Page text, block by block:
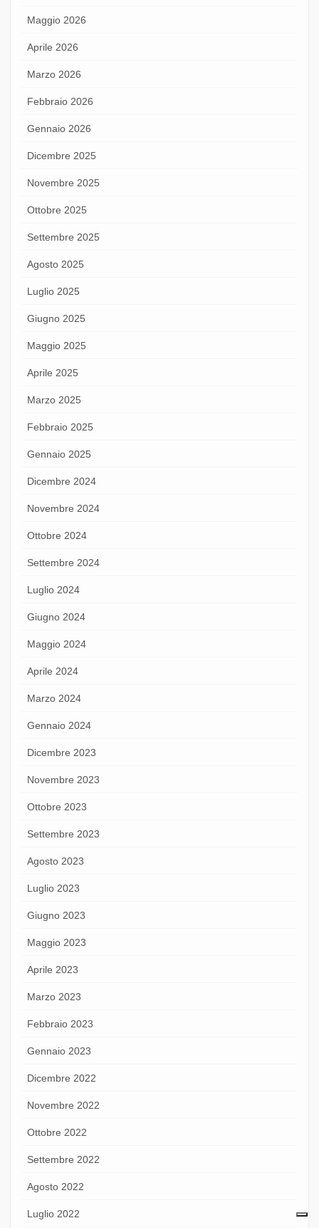
Maggio 2026
Aprile 2026
Marzo 2026
Febbraio 2026
Gennaio 2026
Dicembre 2025
Novembre 2025
Ottobre 2025
Settembre 2025
Agosto 2025
Luglio 2025
Giugno 2025
Maggio 2025
Aprile 2025
Marzo 2025
Febbraio 2025
Gennaio 2025
Dicembre 2024
Novembre 2024
Ottobre 2024
Settembre 2024
Luglio 2024
Giugno 2024
Maggio 2024
Aprile 2024
Marzo 2024
Gennaio 2024
Dicembre 2023
Novembre 2023
Ottobre 2023
Settembre 2023
Agosto 2023
Luglio 2023
Giugno 2023
Maggio 2023
Aprile 2023
Marzo 2023
Febbraio 2023
Gennaio 2023
Dicembre 2022
Novembre 2022
Ottobre 2022
Settembre 2022
Agosto 2022
Luglio 2022